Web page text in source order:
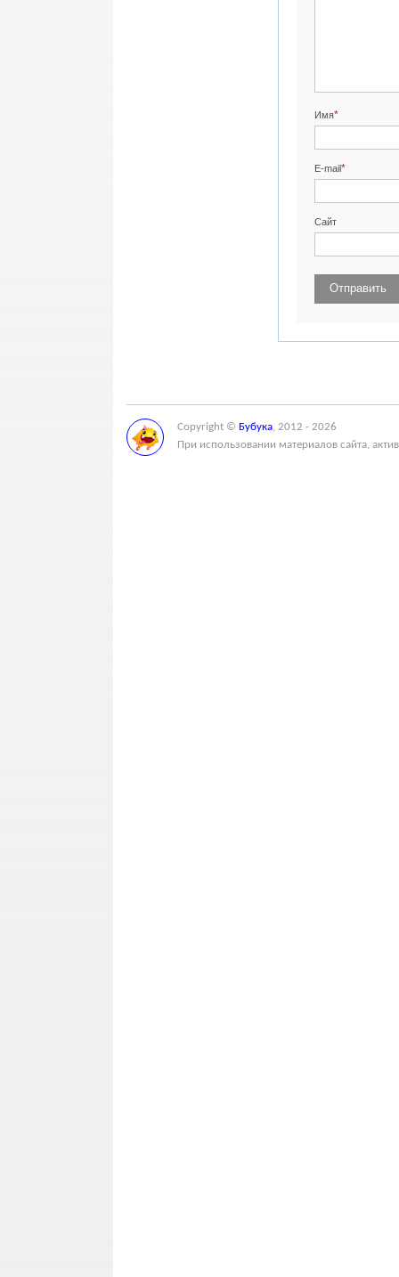
Имя*
E-mail*
Сайт
Copyright © Бубука, 2012 - 2026
При использовании материалов сайта,